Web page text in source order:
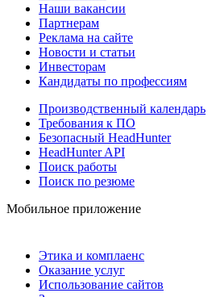
Наши вакансии
Партнерам
Реклама на сайте
Новости и статьи
Инвесторам
Кандидаты по профессиям
Производственный календарь
Требования к ПО
Безопасный HeadHunter
HeadHunter API
Поиск работы
Поиск по резюме
Мобильное приложение
Этика и комплаенс
Оказание услуг
Использование сайтов